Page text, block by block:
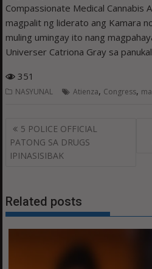
Compassionate Medical Cannabis
magpalit ng liderato ang Kamara
muling umingay ito nang
Universer Catriona Gray sa
351
NASYUNAL Atienza, Congress,
Post
navigation
5 POLICE OFFICIAL
PATONG SA DRUGS
IPINASISIBAK
Related posts